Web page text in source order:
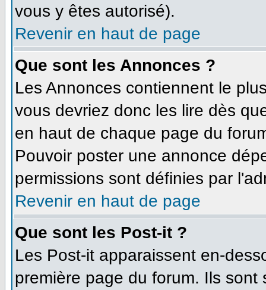
vous y êtes autorisé).
Revenir en haut de page
Que sont les Annonces ?
Les Annonces contiennent le
vous devriez donc les lire dès
en haut de chaque page du
Pouvoir poster une annonce
permissions sont définies par
Revenir en haut de page
Que sont les Post-it ?
Les Post-it apparaissent en-
première page du forum. Ils